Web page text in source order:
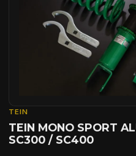
TEIN
TEIN MONO SPORT
SC300 / SC400